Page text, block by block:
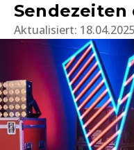
Sendezeiten
Aktualisiert: